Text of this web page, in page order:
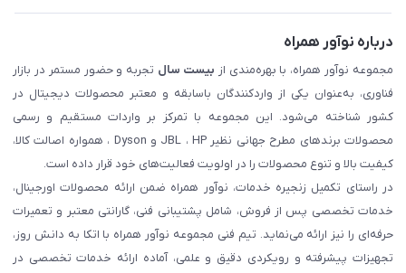
درباره نوآور همراه
مجموعه نوآور همراه، با بهره‌مندی از بیست سال تجربه و حضور مستمر در بازار
فناوری، به‌عنوان یکی از واردکنندگان باسابقه و معتبر محصولات دیجیتال در
کشور شناخته می‌شود. این مجموعه با تمرکز بر واردات مستقیم و رسمی
محصولات برندهای مطرح جهانی نظیر JBL ، HP و Dyson ، همواره اصالت کالا،
کیفیت بالا و تنوع محصولات را در اولویت فعالیت‌های خود قرار داده است.
در راستای تکمیل زنجیره خدمات، نوآور همراه ضمن ارائه محصولات اورجینال،
خدمات تخصصی پس از فروش، شامل پشتیبانی فنی، گارانتی معتبر و تعمیرات
حرفه‌ای را نیز ارائه می‌نماید. تیم فنی مجموعه نوآور همراه با اتکا به دانش روز،
تجهیزات پیشرفته و رویکردی دقیق و علمی، آماده ارائه خدمات تخصصی در